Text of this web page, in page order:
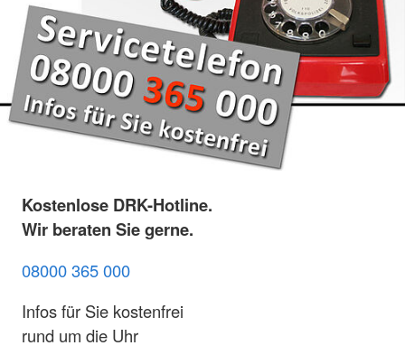
Kostenlose DRK-Hotline.
Wir beraten Sie gerne.
08000 365 000
Infos für Sie kostenfrei
rund um die Uhr